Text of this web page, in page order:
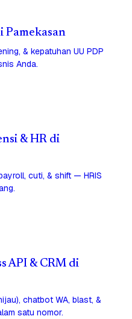
Pamekasan
& kepatuhan UU PDP
Anda.
& HR di
cuti, & shift — HRIS
API & CRM di
chatbot WA, blast, &
satu nomor.